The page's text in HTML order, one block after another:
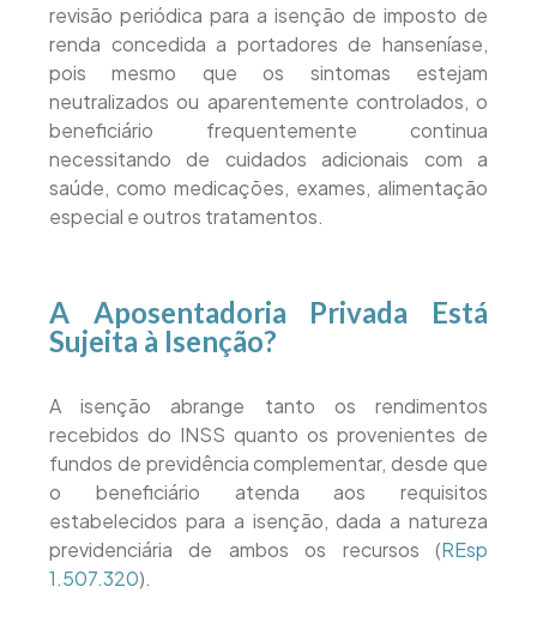
revisão periódica para a isenção de imposto de
renda concedida a portadores de hanseníase,
pois mesmo que os sintomas estejam
neutralizados ou aparentemente controlados, o
beneficiário frequentemente continua
necessitando de cuidados adicionais com a
saúde, como medicações, exames, alimentação
especial e outros tratamentos.
A Aposentadoria Privada Está
Sujeita à Isenção?
A isenção abrange tanto os rendimentos
recebidos do INSS quanto os provenientes de
fundos de previdência complementar, desde que
o beneficiário atenda aos requisitos
estabelecidos para a isenção, dada a natureza
previdenciária de ambos os recursos (REsp
1.507.320).